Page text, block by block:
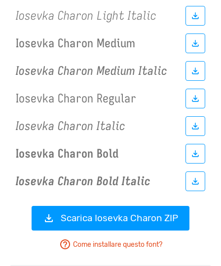
Scarica Iosevka Charon ZIP
Come installare questo font?